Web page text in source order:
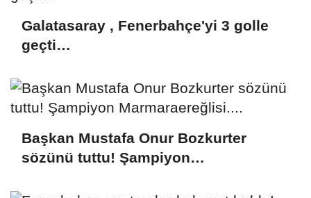
Galatasaray , Fenerbahçe'yi 3 golle
geçti…
Başkan Mustafa Onur Bozkurter
sözünü tuttu! Şampiyon